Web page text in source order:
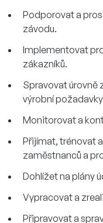
Podporovat a
závodu.
Implementovat
zákazníků.
Spravovat úrovně
výrobní
Monitorovat a
Přijímat, trénovat
zaměstnanců a
Dohlížet na plány
Vypracovat a
Připravovat a